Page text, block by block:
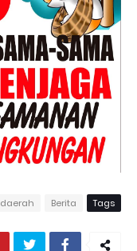
Tags
Berita
daerah